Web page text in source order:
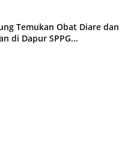
Temukan Obat Diare dan
di Dapur SPPG...